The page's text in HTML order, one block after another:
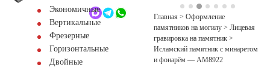
Обратный звонокЭкономичные
Вертикальные
Фрезерные
Горизонтальные
Двойные
Главная > Оформление
памятников на могилу > Лицевая
гравировка на памятник >
Исламский памятник с минаретом
и фонарём — AM8922